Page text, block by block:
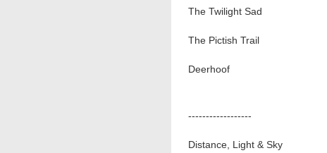
The Twilight Sad
The Pictish Trail
Deerhoof
------------------
Distance, Light & Sky